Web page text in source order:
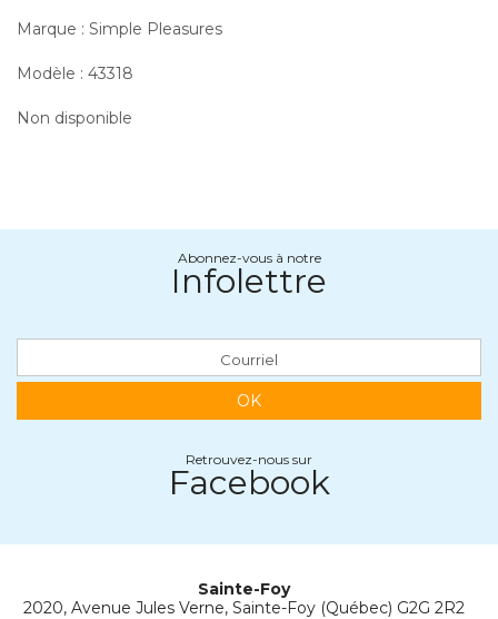
Marque : Simple Pleasures
Modèle : 43318
Non disponible
Abonnez-vous à notre
Infolettre
OK
Retrouvez-nous sur
Facebook
Sainte-Foy
2020, Avenue Jules Verne, Sainte-Foy (Québec) G2G 2R2